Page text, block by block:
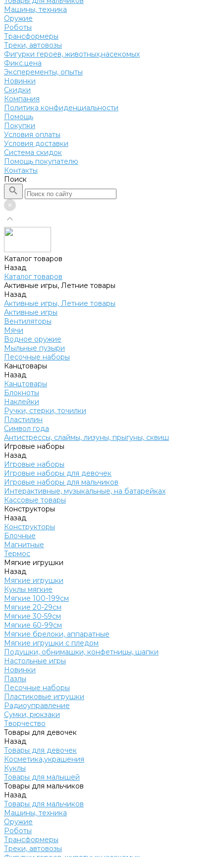
Машины, техника
Оружие
Роботы
Трансформеры
Треки, автовозы
Фигурки героев, животных,насекомых
Фикс.цена
Эксперементы, опыты
Новинки
Скидки
Компания
Политика конфиденциальности
Помощь
Покупки
Условия оплаты
Условия доставки
Система скидок
Помощь покупателю
Контакты
Поиск
Каталог товаров
Назад
Каталог товаров
Активные игры, Летние товары
Назад
Активные игры, Летние товары
Активные игры
Вентиляторы
Мячи
Водное оружие
Мыльные пузыри
Песочные наборы
Канцтовары
Назад
Канцтовары
Блокноты
Наклейки
Ручки, стерки, точилки
Пластилин
Символ года
Антистрессы, слаймы, лизуны, прыгуны, сквиш
Игровые наборы
Назад
Игровые наборы
Игровые наборы для девочек
Игровые наборы для мальчиков
Интерактивные, музыкальные, на батарейках
Кассовые товары
Конструкторы
Назад
Конструкторы
Блочные
Магнитные
Термос
Мягкие игрушки
Назад
Мягкие игрушки
Куклы мягкие
Мягкие 100-199см
Мягкие 20-29см
Мягкие 30-59см
Мягкие 60-99см
Мягкие брелоки, аппаратные
Мягкие игрушки с пледом
Подушки, обнимашки, конфетницы, шапки
Настольные игры
Новинки
Пазлы
Песочные наборы
Пластиковые игрушки
Радиоуправление
Сумки, рюкзаки
Творчество
Товары для девочек
Назад
Товары для девочек
Косметика,украшения
Куклы
Товары для малышей
Товары для мальчиков
Назад
Товары для мальчиков
Машины, техника
Оружие
Роботы
Трансформеры
Треки, автовозы